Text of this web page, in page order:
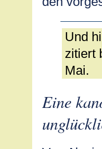
Und
zitiert
Mai.
Eine